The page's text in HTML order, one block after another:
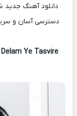
دانلود آهنگ جدید
دسترسی آسان و
Delam Ye Tasvire